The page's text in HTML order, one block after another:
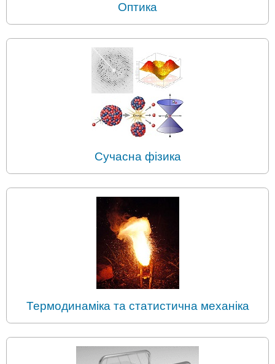
Оптика
Сучасна фізика
Термодинаміка та статистична механіка